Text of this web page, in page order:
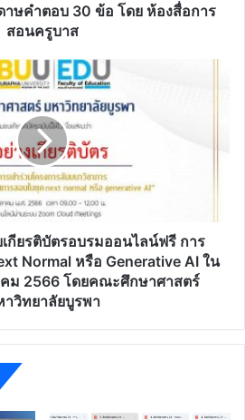
ษคำตอบ 30 ข้อ โดย ห้องสื่อการ
สอนครูบาส
กียรติบัตรอบรมออนไลน์ฟรี การ
Normal หรือ Generative AI ใน
ม 2566 โดยคณะศึกษาศาสตร์
าวิทยาลัยบูรพา